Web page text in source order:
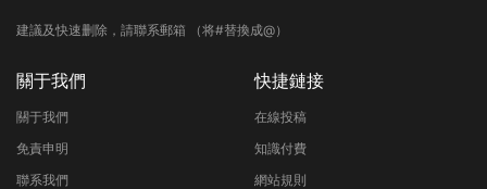
建議及快速删除，請聯系郵箱 （将#替換成@）
關于我們
關于我們
免責申明
聯系我們
快捷鏈接
在線投稿
知識付費
網站規則